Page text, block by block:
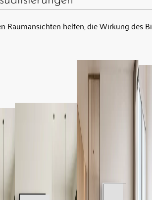
Raumansichten helfen, die Wirkung des